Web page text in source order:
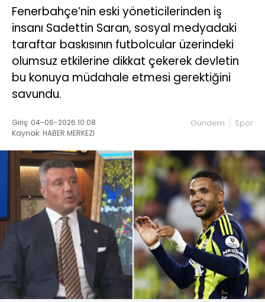
Fenerbahçe’nin eski yöneticilerinden iş
insanı Sadettin Saran, sosyal medyadaki
taraftar baskısının futbolcular üzerindeki
olumsuz etkilerine dikkat çekerek devletin
bu konuya müdahale etmesi gerektiğini
savundu.
Giriş: 04-06-2026 10:08
Kaynak: HABER MERKEZI
Gündem Spor